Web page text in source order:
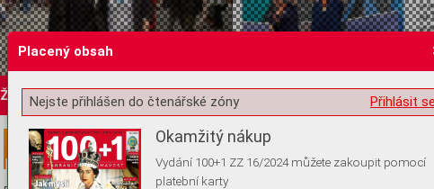
Žádost o souhlas s ukládáním volitelných informací
Placený obsah
Přihlásit
Nejste přihlášen do čtenářské zóny
Okamžitý nákup
Vydání 100+1 ZZ 16/2024 můžete zakoupit pomocí
platební karty